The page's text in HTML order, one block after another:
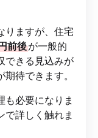
りますが、住宅
前後が一般的
できる見込みが
待できます。
も必要になりま
で詳しく触れま